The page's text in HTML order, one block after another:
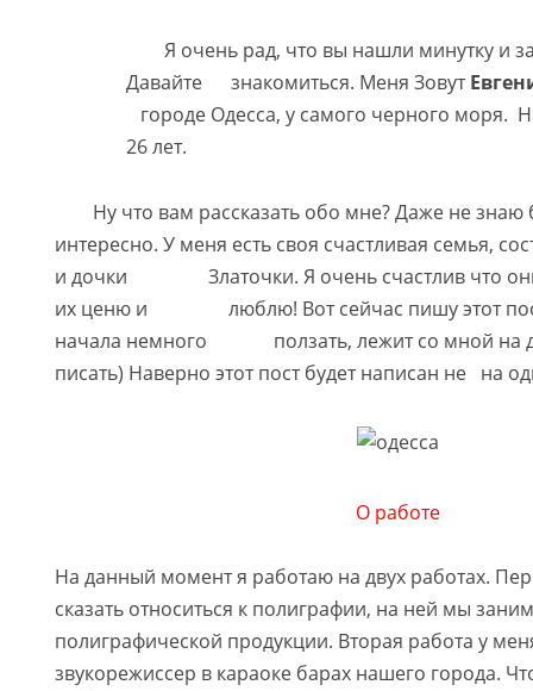
Я очень рад, что вы нашли минутку и
Давайте знакомиться. Меня Зовут
городе Одесса, у самого черного моря.
26 лет.
Ну что вам рассказать обо мне? Даже не знаю
интересно. У меня есть своя счастливая семья,
и дочки Златочки. Я очень счастлив что они
их ценю и люблю! Вот сейчас пишу этот
начала немного ползать, лежит со мной на
писать) Наверно этот пост будет написан не на
О работе
На данный момент я работаю на двух работах.
сказать относиться к полиграфии, на ней мы
полиграфической продукции. Вторая работа у
звукорежиссер в караоке барах нашего города.